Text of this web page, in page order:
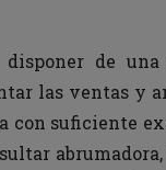
disponer de
las ventas y
con suficiente